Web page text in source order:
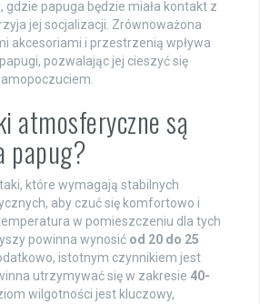
gdzie papuga będzie miała kontakt z
jej socjalizacji. Zrównoważona
akcesoriami i przestrzenią wpływa
pozwalając jej cieszyć się
atmosferyczne są
papug?
które wymagają stabilnych
aby czuć się komfortowo i
w pomieszczeniu dla tych
powinna wynosić od 20 do 25
istotnym czynnikiem jest
utrzymywać się w zakresie 40-
wilgotności jest kluczowy,